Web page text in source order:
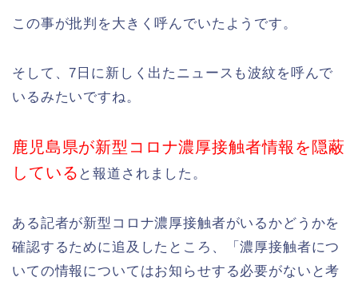
この事が批判を大きく呼んでいたようです。
そして、7日に新しく出たニュースも波紋を呼んで
いるみたいですね。
鹿児島県が新型コロナ濃厚接触者情報を隠蔽
している と報道されました。
ある記者が新型コロナ濃厚接触者がいるかどうかを
確認するために追及したところ、「濃厚接触者につ
いての情報についてはお知らせする必要がないと考